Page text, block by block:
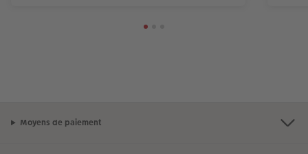
Moyens de paiement